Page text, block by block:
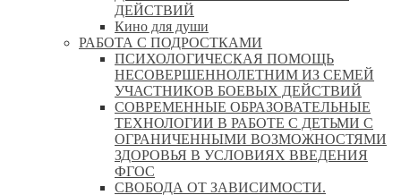
ДЕЙСТВИЙ
Кино для души
РАБОТА С ПОДРОСТКАМИ
ПСИХОЛОГИЧЕСКАЯ ПОМОЩЬ
НЕСОВЕРШЕННОЛЕТНИМ ИЗ СЕМЕЙ
УЧАСТНИКОВ БОЕВЫХ ДЕЙСТВИЙ
СОВРЕМЕННЫЕ ОБРАЗОВАТЕЛЬНЫЕ
ТЕХНОЛОГИИ В РАБОТЕ С ДЕТЬМИ С
ОГРАНИЧЕННЫМИ ВОЗМОЖНОСТЯМИ
ЗДОРОВЬЯ В УСЛОВИЯХ ВВЕДЕНИЯ
ФГОС
СВОБОДА ОТ ЗАВИСИМОСТИ.